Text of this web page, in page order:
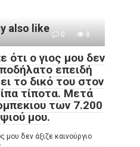
also like 0 8
ότι ο γιος μου δεν
ποδήλατο επειδή
το δικό του στον
τίποτα. Μετά
των 7.200
μου.
μου δεν άξιζε καινούργιο